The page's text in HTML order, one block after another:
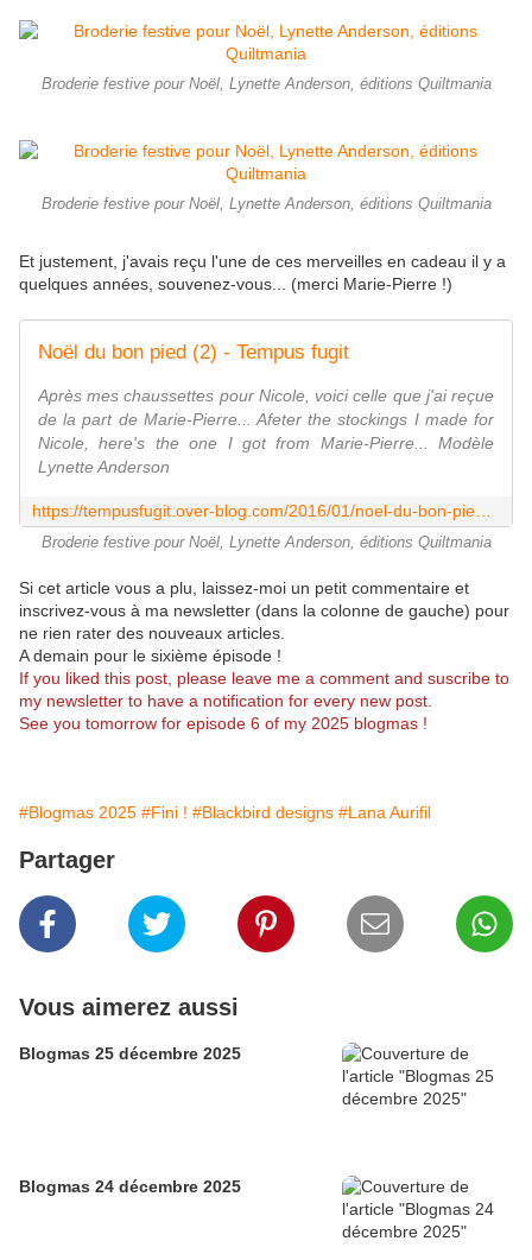
Broderie festive pour Noël, Lynette Anderson, éditions Quiltmania
Broderie festive pour Noël, Lynette Anderson, éditions Quiltmania
Et justement, j'avais reçu l'une de ces merveilles en cadeau il y a
quelques années, souvenez-vous... (merci Marie-Pierre !)
Noël du bon pied (2) - Tempus fugit
Après mes chaussettes pour Nicole, voici celle que j'ai reçue
de la part de Marie-Pierre... Afeter the stockings I made for
Nicole, here's the one I got from Marie-Pierre... Modèle
Lynette Anderson
Broderie festive pour Noël, Lynette Anderson, éditions Quiltmania
Si cet article vous a plu, laissez-moi un petit commentaire et
inscrivez-vous à ma newsletter (dans la colonne de gauche) pour
ne rien rater des nouveaux articles.
A demain pour le sixième épisode !
If you liked this post, please leave me a comment and suscribe to
my newsletter to have a notification for every new post.
See you tomorrow for episode 6 of my 2025 blogmas !
#Blogmas 2025 #Fini ! #Blackbird designs #Lana Aurifil
Partager
Vous aimerez aussi
Blogmas 25 décembre 2025
Blogmas 24 décembre 2025